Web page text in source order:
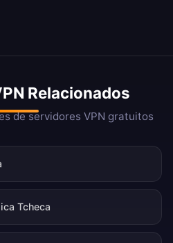
Relacionados
de servidores VPN gratuitos
Tcheca